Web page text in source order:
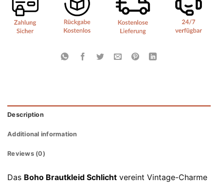
Description
Additional information
Reviews (0)
Das Boho Brautkleid Schlicht vereint Vintage-Charme